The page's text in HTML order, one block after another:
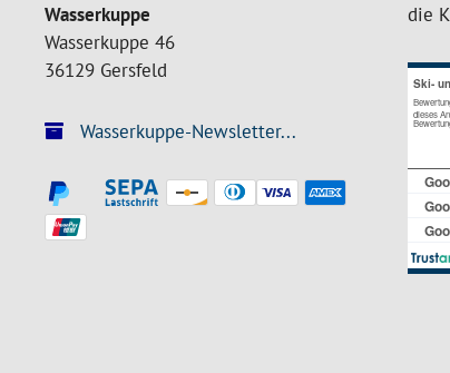
Wasserkuppe
Wasserkuppe 46
36129 Gersfeld
Wasserkuppe-Newsletter...
die